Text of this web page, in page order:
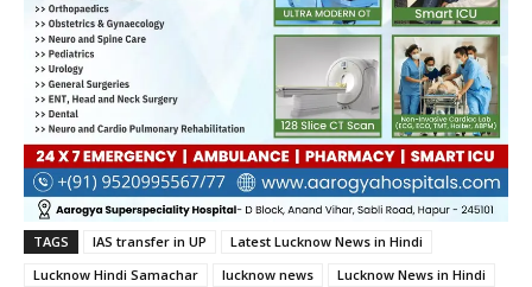
TAGS IAS transfer in UP
Latest Lucknow News in Hindi
Lucknow Hindi Samachar
lucknow news Lucknow News in Hindi